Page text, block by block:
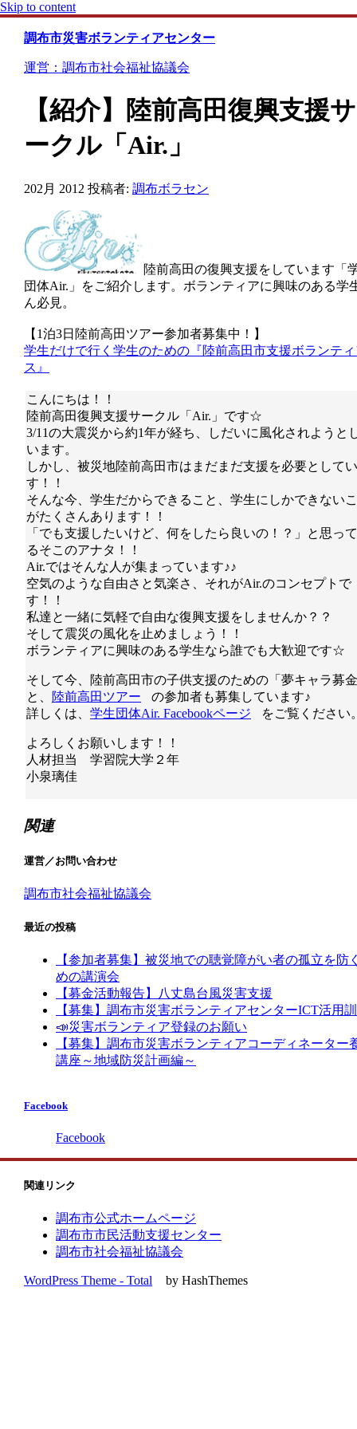
Skip to content
調布市災害ボランティアセンター
運営：調布市社会福祉協議会
【紹介】陸前高田復興支援サ
ークル「Air.」
202月 2012 投稿者: 調布ボラセン
陸前高田の復興支援をしています「
団体Air.」をご紹介します。ボランティアに興味のある学
ん必見。
【1泊3日陸前高田ツアー参加者募集中！】
学生だけで行く学生のための『陸前高田市支援ボランテ
ス』
こんにちは！！
陸前高田復興支援サークル「Air.」です☆
3/11の大震災から約1年が経ち、しだいに風化されようと
います。
しかし、被災地陸前高田市はまだまだ支援を必要として
す！！
そんな今、学生だからできること、学生にしかできない
がたくさんあります！！
「でも支援したいけど、何をしたら良いの！？」と思っ
るそこのアナタ！！
Air.ではそんな人が集まっています♪♪
空気のような自由さと気楽さ、それがAir.のコンセプトで
す！！
私達と一緒に気軽で自由な復興支援をしませんか？？
そして震災の風化を止めましょう！！
ボランティアに興味のある学生なら誰でも大歓迎です☆
そして今、陸前高田市の子供支援のための「夢キャラ募
と、
陸前高田ツアー
の参加者も募集しています♪
詳しくは、 学生団体Air. Facebookページ をご覧ください
よろしくお願いします！！
人材担当 学習院大学２年
小泉璃佳
関連
運営／お問い合わせ
調布市社会福祉協議会
最近の投稿
【参加者募集】被災地での聴覚障がい者の孤立を防
めの講演会
【募金活動報告】八丈島台風災害支援
【募集】調布市災害ボランティアセンターICT活用
📣災害ボランティア登録のお願い
【募集】調布市災害ボランティアコーディネーター
講座～地域防災計画編～
Facebook
Facebook
関連リンク
調布市公式ホームページ
調布市市民活動支援センター
調布市社会福祉協議会
WordPress Theme - Total by HashThemes